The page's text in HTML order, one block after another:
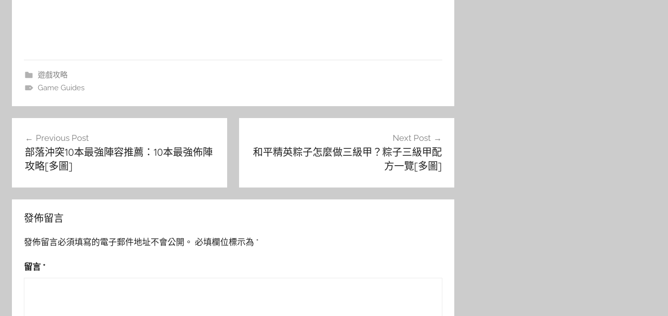
遊戲攻略
Game Guides
Previous Post
部落沖突10本最強陣容推薦：10本最強佈陣
攻略[多圖]
Next Post
和平精英粽子怎麼做三級甲？粽子三級甲配
方一覽[多圖]
發佈留言
發佈留言必須填寫的電子郵件地址不會公開。 必填欄位標示為 *
留言 *